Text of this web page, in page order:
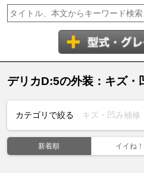
デリカD:5の外装：キズ・
カテゴリで絞る キズ・凹み補修
新着順 イイね